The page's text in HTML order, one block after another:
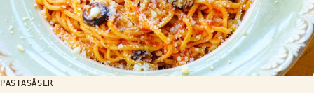
PASTASÅSER